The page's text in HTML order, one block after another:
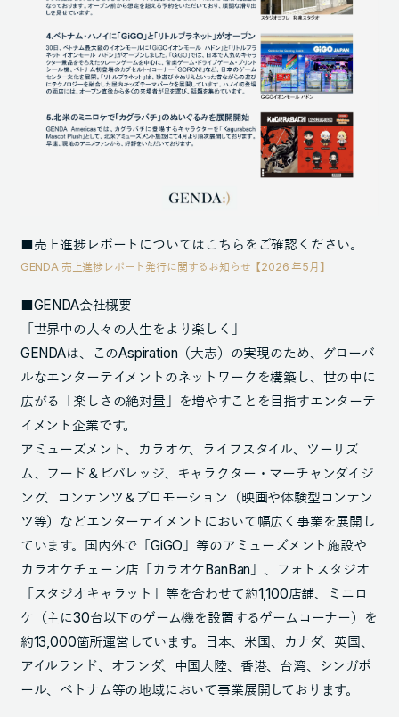
■売上進捗レポートについてはこちらをご確認ください。
GENDA 売上進捗レポート発行に関するお知らせ【2026 年5月】
■GENDA会社概要
「世界中の人々の人生をより楽しく」
GENDAは、このAspiration（大志）の実現のため、グローバ
ルなエンターテイメントのネットワークを構築し、世の中に
広がる「楽しさの絶対量」を増やすことを目指すエンターテ
イメント企業です。
アミューズメント、カラオケ、ライフスタイル、ツーリズ
ム、フード＆ビバレッジ、キャラクター・マーチャンダイジ
ング、コンテンツ＆プロモーション（映画や体験型コンテン
ツ等）などエンターテイメントにおいて幅広く事業を展開し
ています。国内外で「GiGO」等のアミューズメント施設や
カラオケチェーン店「カラオケBanBan」、フォトスタジオ
「スタジオキャラット」等を合わせて約1,100店舗、ミニロ
ケ（主に30台以下のゲーム機を設置するゲームコーナー）を
約13,000箇所運営しています。日本、米国、カナダ、英国、
アイルランド、オランダ、中国大陸、香港、台湾、シンガポ
ール、ベトナム等の地域において事業展開しております。